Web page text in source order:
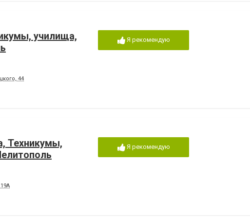
училища,
44
Я рекомендую
Техникумы,
Я рекомендую